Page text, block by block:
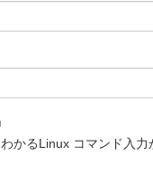
かるLinux コマンド入